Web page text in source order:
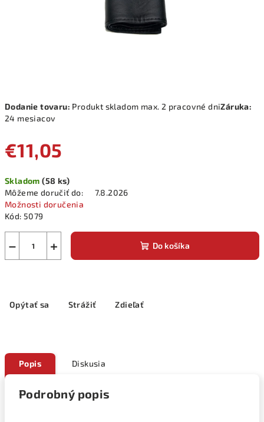
Dodanie tovaru: Produkt skladom max. 2 pracovné dniZáruka:
24 mesiacov
€11,05
cena:
Skladom(58 ks)
Môžeme doručiť do:
7.8.2026
Možnosti doručenia
Kód: 5079
+
− Do košíka
Opýtať sa Strážiť Zdieľať
Popis Diskusia
Podrobný popis